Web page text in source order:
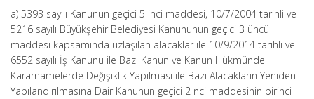
a) 5393 sayılı Kanunun geçici 5 inci maddesi, 10/7/2004 tarihli ve
5216 sayılı Büyükşehir Belediyesi Kanununun geçici 3 üncü
maddesi kapsamında uzlaşılan alacaklar ile 10/9/2014 tarihli ve
6552 sayılı İş Kanunu ile Bazı Kanun ve Kanun Hükmünde
Kararnamelerde Değişiklik Yapılması ile Bazı Alacakların Yeniden
Yapılandırılmasına Dair Kanunun geçici 2 nci maddesinin birinci